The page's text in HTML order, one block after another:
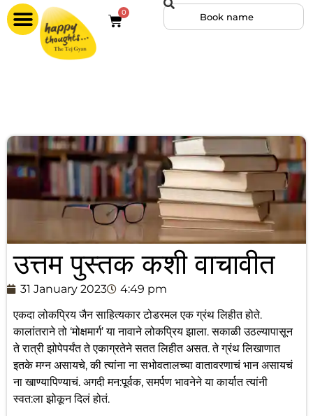
0
उत्तम पुस्तक कशी वाचावीत
31 January 2023
4:49 pm
एकदा लोकप्रिय जैन साहित्यकार टोडरमल एक ग्रंथ लिहीत होते.
कालांतराने तो ‘मोक्षमार्ग’ या नावाने लोकप्रिय झाला. सकाळी उठल्यापासून
ते रात्री झोपेपर्यंत ते एकाग्रतेने सतत लिहीत असत. ते ग्रंथ लिखाणात
इतके मग्न असायचे, की त्यांना ना सभोवतालच्या वातावरणाचं भान असायचं
ना खाण्यापिण्याचं. अगदी मन:पूर्वक, समर्पण भावनेने या कार्यात त्यांनी
स्वत:ला झोकून दिलं होतं.